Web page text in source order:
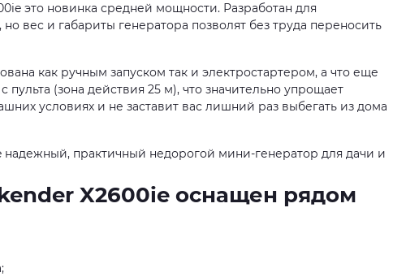
это новинка средней мощности. Разработан для
вес и габариты генератора позволят без труда переносить
как ручным запуском так и электростартером, а что еще
пульта (зона действия 25 м), что значительно упрощает
условиях и не заставит вас лишний раз выбегать из дома
надежный, практичный недорогой мини-генератор для дачи и
X2600ie оснащен рядом